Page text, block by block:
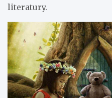
literatury.